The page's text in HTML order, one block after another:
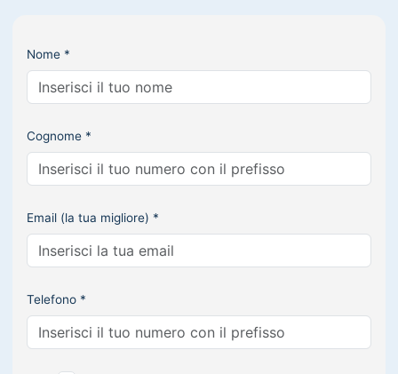
Nome *
Cognome *
Email (la tua migliore) *
Telefono *